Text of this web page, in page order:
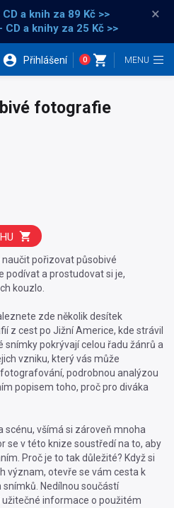
a knih za 89 Kč >>
a knihy za 25 Kč >>
×
Přihlášení 0
fotografie
pořizovat působivé
podívat a prostudovat si je,
kouzlo.
zde několik desítek
z cest po Jižní Americe, kde strávil
snímky pokrývají celou řadu žánrů a
vzniku, který vás může
podrobnou analýzou
popisem toho, proč pro diváka
scénu, všímá si zároveň mnoha
se v této knize soustředí na to, aby
Proč je to tak důležité? Když si
význam, otevře se vám cesta k
Nedílnou součástí
informace o použitém